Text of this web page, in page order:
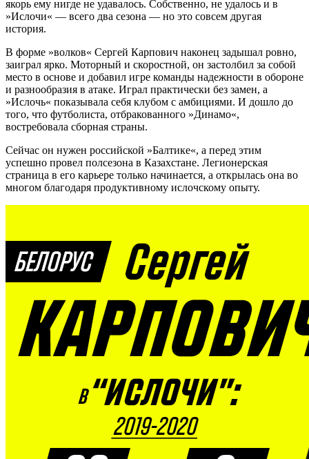
якорь ему нигде не удавалось. Собственно, не удалось и в
»Ислочи« — всего два сезона — но это совсем другая
история.
В форме »волков« Сергей Карпович наконец задышал ровно,
заиграл ярко. Моторный и скоростной, он застолбил за собой
место в основе и добавил игре команды надежности в обороне
и разнообразия в атаке. Играл практически без замен, а
»Ислочь« показывала себя клубом с амбициями. И дошло до
того, что футболиста, отбракованного »Динамо«,
востребовала сборная страны.
Сейчас он нужен российской »Балтике«, а перед этим
успешно провел полсезона в Казахстане. Легионерская
страница в его карьере только начинается, а открылась она во
многом благодаря продуктивному ислочскому опыту.